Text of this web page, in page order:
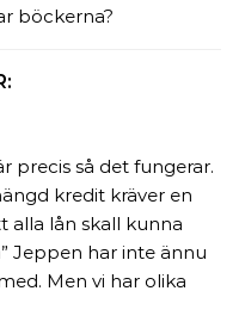
böckerna?
precis så det fungerar.
kredit kräver en
alla lån skall kunna
Jeppen har inte ännu
Men vi har olika